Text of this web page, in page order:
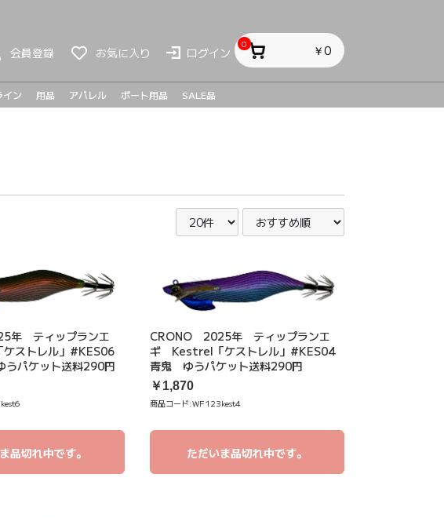
会員登録 お気に入り ログイン
0 ￥0
イン 用品 アパレル ボート用品 SALE品
年 ティップランエ
ストレル」#KES06
パケット送料290円
品切れ中です。
CRONO 2025年 ティップランエ
ギ Kestrel「ケストレル」#KES04
青鬼 ゆうパケット送料290円
￥1,870
商品コード:WF123kest4
ただいま品切れ中です。